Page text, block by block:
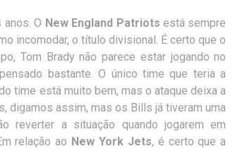
O New England Patriots está sempre
incomodar, o título divisional. É certo que o
Tom Brady não parece estar jogando no
bastante. O único time que teria a
time está muito bem, mas o ataque deixa a
digamos assim, mas os Bills já tiveram uma
reverter a situação quando jogarem em
relação ao New York Jets, é certo que a